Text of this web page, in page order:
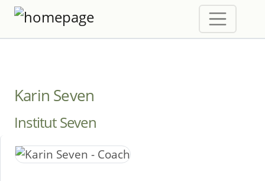
Karin Seven
Institut Seven